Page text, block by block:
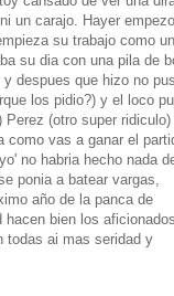
un carajo. Hayer
su trabajo como un
su dia con una pila de
despues que hizo no
los pidio?) y el loco
Perez (otro super
como vas a ganar el
no habria hecho nada
ponia a batear vargas,
año de la panca de
bien los
todas ai mas seridad y